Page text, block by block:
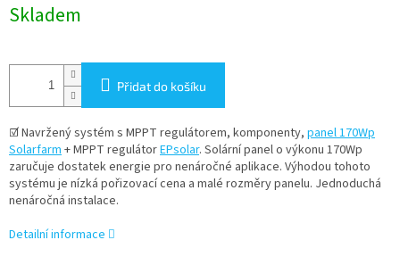
cena:
Skladem
Přidat do košíku
☑Navržený systém s MPPT regulátorem, komponenty, panel170Wp
Solarfarm+ MPPT regulátorEPsolar. Solární panel o výkonu 170Wp
zaručuje dostatek energie pro nenáročné aplikace. Výhodou tohoto
systému je nízká pořizovací cena a malé rozměry panelu. Jednoduchá
nenáročná instalace.
Detailní informace